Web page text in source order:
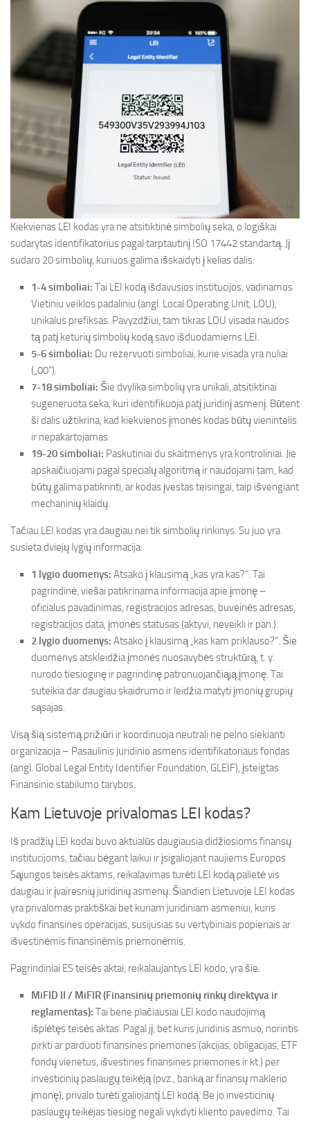
Kiekvienas LEI kodas yra ne atsitiktinė simbolių seka, o logiškai
sudarytas identifikatorius pagal tarptautinį ISO 17442 standartą. Jį
sudaro 20 simbolių, kuriuos galima išskaidyti į kelias dalis:
1-4 simboliai: Tai LEI kodą išdavusios institucijos, vadinamos
Vietiniu veiklos padaliniu (angl. Local Operating Unit, LOU),
unikalus prefiksas. Pavyzdžiui, tam tikras LOU visada naudos
tą patį keturių simbolių kodą savo išduodamiems LEI.
5-6 simboliai: Du rezervuoti simboliai, kurie visada yra nuliai
(„00“).
7-18 simboliai: Šie dvylika simbolių yra unikali, atsitiktinai
sugeneruota seka, kuri identifikuoja patį juridinį asmenį. Būtent
ši dalis užtikrina, kad kiekvienos įmonės kodas būtų vienintelis
ir nepakartojamas.
19-20 simboliai: Paskutiniai du skaitmenys yra kontroliniai. Jie
apskaičiuojami pagal specialų algoritmą ir naudojami tam, kad
būtų galima patikrinti, ar kodas įvestas teisingai, taip išvengiant
mechaninių klaidų.
Tačiau LEI kodas yra daugiau nei tik simbolių rinkinys. Su juo yra
susieta dviejų lygių informacija:
1 lygio duomenys: Atsako į klausimą „kas yra kas?“. Tai
pagrindinė, viešai patikrinama informacija apie įmonę –
oficialus pavadinimas, registracijos adresas, buveinės adresas,
registracijos data, įmonės statusas (aktyvi, neveikli ir pan.).
2 lygio duomenys: Atsako į klausimą „kas kam priklauso?“. Šie
duomenys atskleidžia įmonės nuosavybės struktūrą, t. y.
nurodo tiesioginę ir pagrindinę patronuojančiąją įmonę. Tai
suteikia dar daugiau skaidrumo ir leidžia matyti įmonių grupių
sąsajas.
Visą šią sistemą prižiūri ir koordinuoja neutrali ne pelno siekianti
organizacija – Pasaulinis juridinio asmens identifikatoriaus fondas
(angl. Global Legal Entity Identifier Foundation, GLEIF), įsteigtas
Finansinio stabilumo tarybos.
Kam Lietuvoje privalomas LEI kodas?
Iš pradžių LEI kodai buvo aktualūs daugiausia didžiosioms finansų
institucijoms, tačiau bėgant laikui ir įsigaliojant naujiems Europos
Sąjungos teisės aktams, reikalavimas turėti LEI kodą palietė vis
daugiau ir įvairesnių juridinių asmenų. Šiandien Lietuvoje LEI kodas
yra privalomas praktiškai bet kuriam juridiniam asmeniui, kuris
vykdo finansines operacijas, susijusias su vertybiniais popieriais ar
išvestinėmis finansinėmis priemonėmis.
Pagrindiniai ES teisės aktai, reikalaujantys LEI kodo, yra šie:
MiFID II / MiFIR (Finansinių priemonių rinkų direktyva ir
reglamentas): Tai bene plačiausiai LEI kodo naudojimą
išplėtęs teisės aktas. Pagal jį, bet kuris juridinis asmuo, norintis
pirkti ar parduoti finansines priemones (akcijas, obligacijas, ETF
fondų vienetus, išvestines finansines priemones ir kt.) per
investicinių paslaugų teikėją (pvz., banką ar finansų maklerio
įmonę), privalo turėti galiojantį LEI kodą. Be jo investicinių
paslaugų teikėjas tiesiog negali vykdyti kliento pavedimo. Tai